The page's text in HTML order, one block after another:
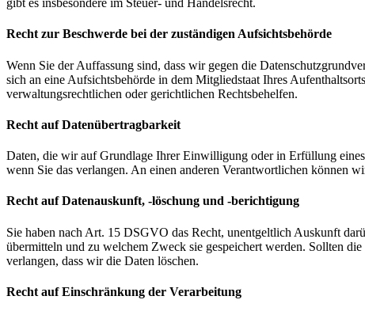
gibt es insbesondere im Steuer- und Handelsrecht.
Recht zur Beschwerde bei der zuständigen Aufsichtsbehörde
Wenn Sie der Auffassung sind, dass wir gegen die
sich an eine Aufsichtsbehörde in dem Mitgliedstaat Ihres
verwaltungsrechtlichen oder gerichtlichen Rechtsbehelfen.
Recht auf Datenübertragbarkeit
Daten, die wir auf Grundlage Ihrer Einwilligung oder in Erfüllung
wenn Sie das verlangen. An einen anderen Verantwortlichen können
Recht auf Datenauskunft, -löschung und -berichtigung
Sie haben nach Art. 15 DSGVO das Recht, unentgeltlich Auskunft
übermitteln und zu welchem Zweck sie gespeichert werden. Sollten
verlangen, dass wir die Daten löschen.
Recht auf Einschränkung der Verarbeitung